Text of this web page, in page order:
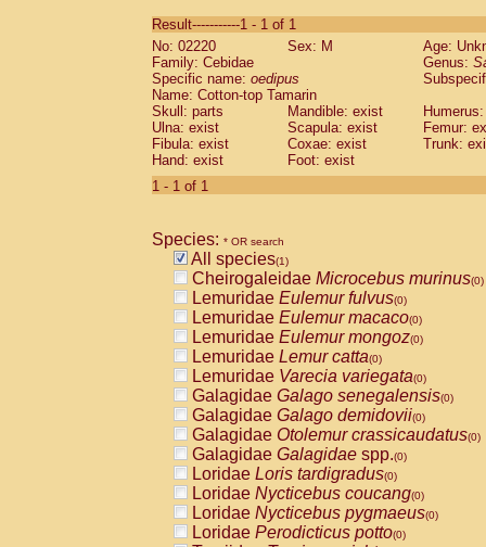
CebidaeSaguinus labiatus(0)
Cebidae Saguinus leucopus (0)
Cebidae
CebidaeSaguinus mystax
Cebidae Saguinus nigricollis (0)
Cebidae Saguinus oedipus
Cebidae Saguinus weddelli
Cebidae Saguinusspp.
Cebidae
CebidaeCebus capucinus
CebidaeCebus nigrivittatus
CebidaeCebus spp.(0)
CebidaeSaimiri boliviensis(0)
CebidaeSaimiri sciureus(0)
AtelidaeAlouatta caraya(0)
AtelidaeAlouatta fusca(0)
AtelidaeAlouatta seniculus(0)
AtelidaeAlouattaspp.(0)
AtelidaeAteles belzebuth(0)
AtelidaeAteles geoffroyi(0)
AtelidaeAteles paniscus(0)
AtelidaeAtelesspp.(0)
AtelidaeLagothrix lagothricha(0)
AtelidaeLagothrix lagothricha cana
PitheciidaeCacajao calvus
Result-----------1 - 1 of 1
No: 02220
Sex: M
Age:
Family: Cebidae
Genus:
Specific name: oedipus
Name: Cotton-top Tamarin
Skull: parts
Mandible: exist
Ulna: exist
Scapula: exist
Femur:
Fibula: exist
Coxae: exist
Trunk:
Hand: exist
Foot: exist
1 - 1 of 1
Species: * OR search
All species(1)
Cheirogaleidae Microcebus murinus(0)
Lemuridae Eulemur fulvus(0)
Lemuridae Eulemur macaco(0)
Lemuridae Eulemur mongoz(0)
Lemuridae Lemur catta(0)
Lemuridae Varecia variegata(0)
Galagidae Galago senegalensis(0)
Galagidae Galago demidovii(0)
Galagidae Otolemur crassicaudatus(0)
Galagidae Galagidae spp.(0)
Loridae Loris tardigradus(0)
Loridae Nycticebus coucang(0)
Loridae Nycticebus pygmaeus(0)
Loridae Perodicticus potto(0)